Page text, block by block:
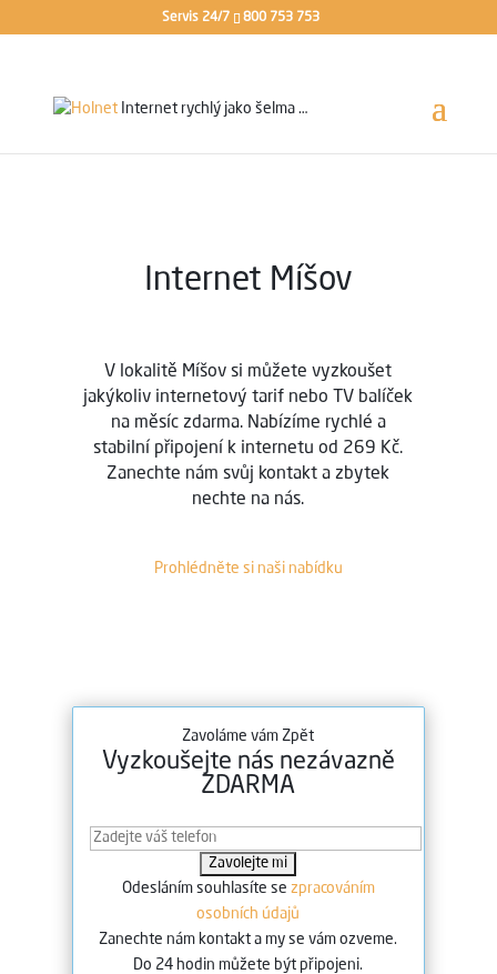
Servis 24/7 800 753 753
Internet rychlý jako šelma …
Internet Míšov
V lokalitě Míšov si můžete vyzkoušet
jakýkoliv internetový tarif nebo TV balíček
na měsíc zdarma. Nabízíme rychlé a
stabilní připojení k internetu od 269 Kč.
Zanechte nám svůj kontakt a zbytek
nechte na nás.
Prohlédněte si naši nabídku
Zavoláme vám Zpět
Vyzkoušejte nás nezávazně
ZDARMA
Odesláním souhlasíte se zpracováním
osobních údajů
Zanechte nám kontakt a my se vám ozveme.
Do 24 hodin můžete být připojeni.